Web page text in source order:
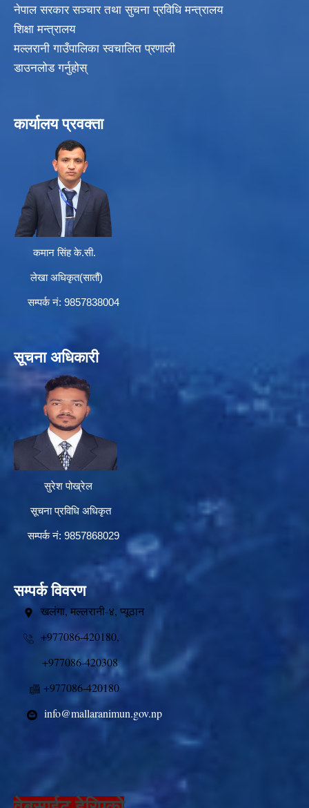
नेपाल सरकार सञ्चार तथा सुचना प्रविधि मन्त्रालय
शिक्षा मन्त्रालय
मल्लरानी गाउँपालिका स्वचालित प्रणाली
डाउनलोड गर्नुहोस्
कार्यालय प्रवक्ता
कमान सिंह के.सी.
लेखा अधिकृत(सातौं)
सम्पर्क न‌ं: 9857838004
सूचना अधिकारी
सुरेश पोख्रेल
सूचना प्रविधि अधिकृत
सम्पर्क नं: 9857868029
सम्पर्क विवरण
खलंगा, मल्लरानी-४, प्यूठान
+977086-420180,
+977086-420308
+977086-420180
info@mallaranimun.gov.np